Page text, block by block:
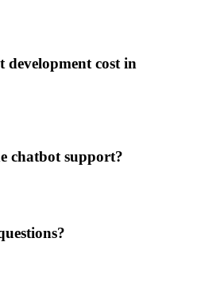
development cost in
chatbot support?